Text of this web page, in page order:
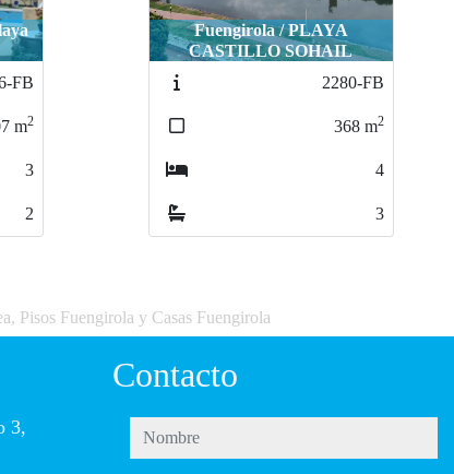
FB
m2
4
3
Fuengirola / Urb Los Pacos
2283-FB
392 m2
5
4
Pisos Fuengirola y Casas Fuengirola
3,
Contacto
nombre